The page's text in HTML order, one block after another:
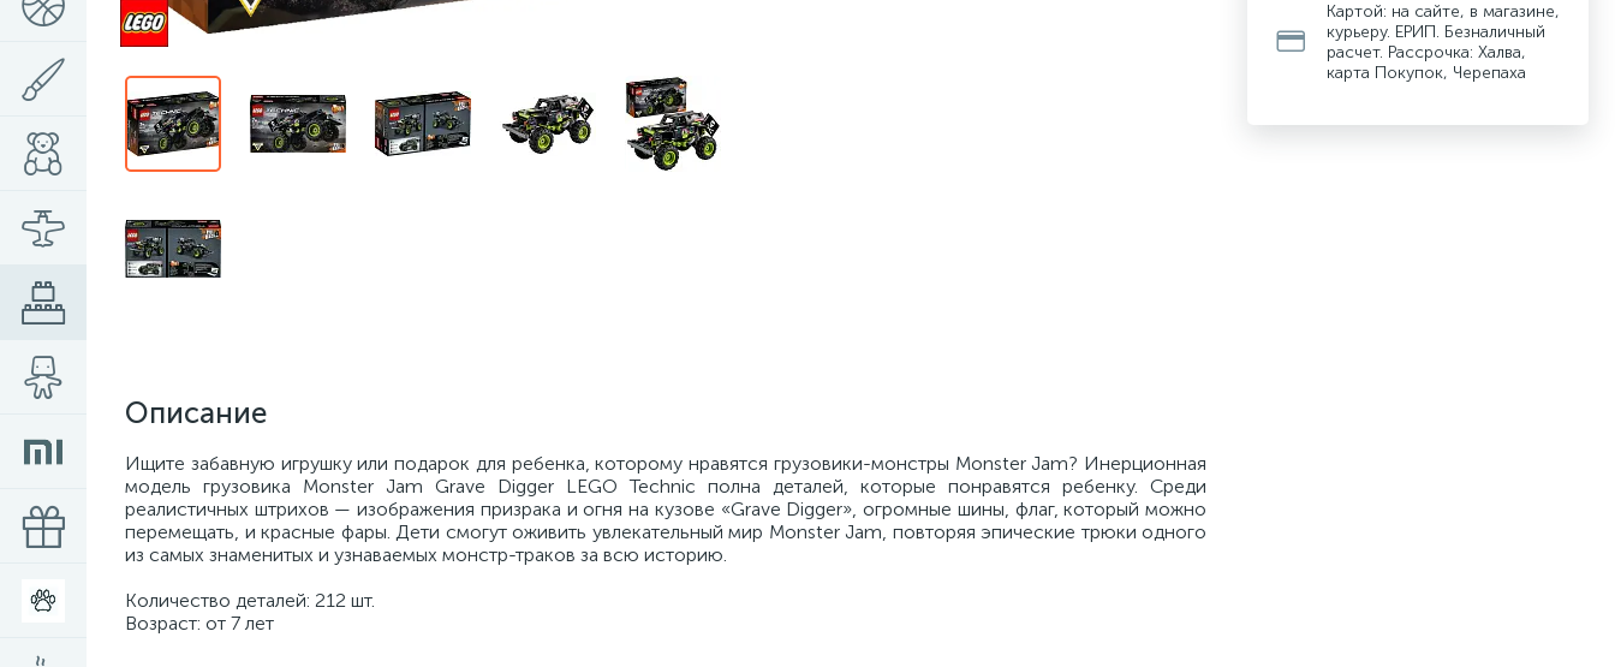
Описание
Ищите забавную игрушку или подарок для ребенка, которому нравятся грузовики-монстры Monster Jam? Инерционная
модель грузовика Monster Jam Grave Digger LEGO Technic полна деталей, которые понравятся ребенку. Среди
реалистичных штрихов — изображения призрака и огня на кузове «Grave Digger», огромные шины, флаг, который можно
перемещать, и красные фары. Дети смогут оживить увлекательный мир Monster Jam, повторяя эпические трюки одного
из самых знаменитых и узнаваемых монстр-траков за всю историю.
Количество деталей: 212 шт.
Возраст: от 7 лет
Картой: на сайте, в магазине,
курьеру. ЕРИП. Безналичный
расчет. Рассрочка: Халва,
карта Покупок, Черепаха